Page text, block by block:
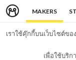
MAKERS
เราใช้คุ๊กกี้บนเว็บไซต์ข
เพื่อใช้บริก